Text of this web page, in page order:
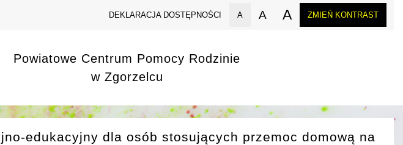
DEKLARACJA DOSTĘPNOŚCI A A A ZMIEŃ KONTRAST
Powiatowe Centrum Pomocy Rodzinie
w Zgorzelcu
edukacyjny dla osób stosujących przemoc domową na